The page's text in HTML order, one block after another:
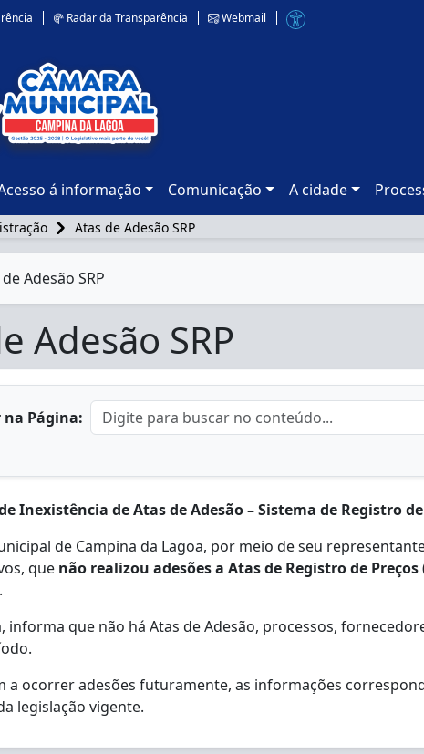
Radar da Transparência Webmail
á informação Comunicação A cidade
Atas de Adesão SRP
Adesão SRP
Adesão SRP
Página:
Inexistência de Atas de Adesão – Sistema de Registro de
de Campina da Lagoa, por meio de seu
que não realizou adesões a Atas de Registro de Preços
.
informa que não há Atas de Adesão, processos,
a ocorrer adesões futuramente, as informações
legislação vigente.